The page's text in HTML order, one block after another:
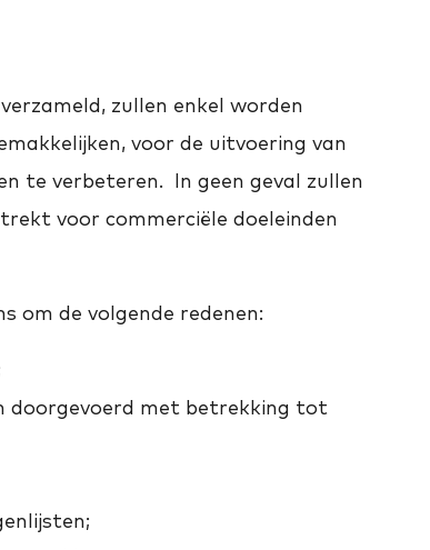
zullen enkel worden
voor de uitvoering van
te verbeteren. In geen geval zullen
voor commerciële doeleinden
om de volgende redenen:
doorgevoerd met betrekking tot